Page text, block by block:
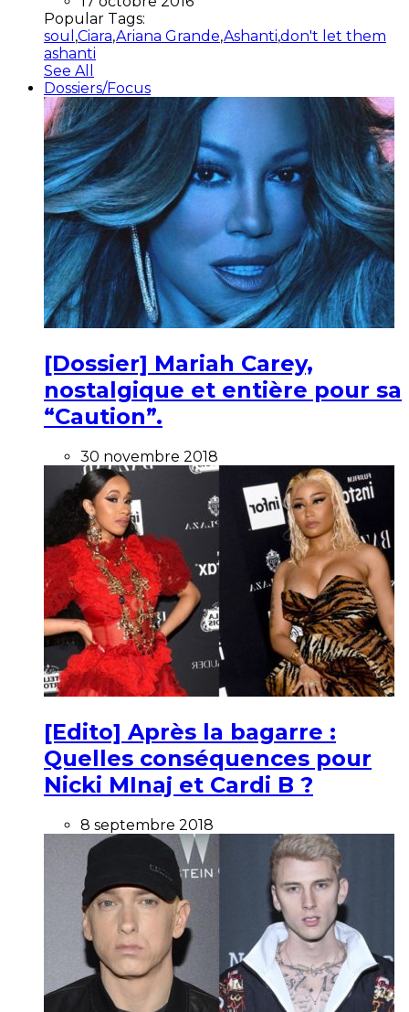
Popular Tags:
soul ,Ciara,Ariana Grande,Ashanti,don't let them
ashanti
See All
Dossiers/Focus
[Dossier] Mariah Carey,
nostalgique et entière pour sa
“Caution”.
30 novembre 2018
[Edito] Après la bagarre :
Quelles conséquences pour
Nicki MInaj et Cardi B ?
8 septembre 2018